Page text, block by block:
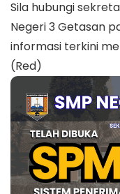
Sila hubungi
Negeri 3 Getasan
informasi terkini
(Red)